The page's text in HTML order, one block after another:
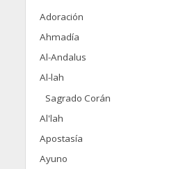
Adoración
Ahmadía
Al-Andalus
Al-lah
Sagrado Corán
Al'lah
Apostasía
Ayuno